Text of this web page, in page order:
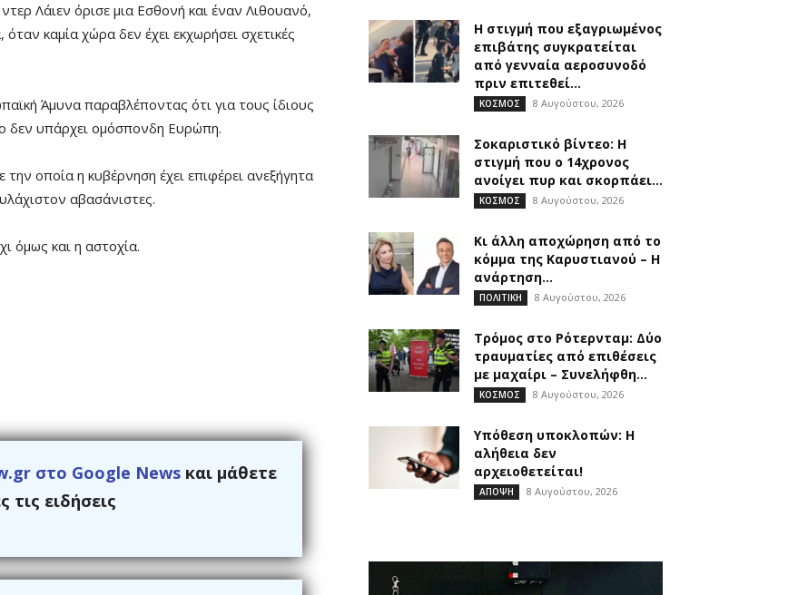
Λάιεν όρισε μια Εσθονή και έναν Λιθουανό,
καμία χώρα δεν έχει εκχωρήσει σχετικές
Άμυνα παραβλέποντας ότι για τους ίδιους
δεν υπάρχει ομόσπονδη Ευρώπη.
την οποία η κυβέρνηση έχει επιφέρει ανεξήγητα
αβασάνιστες.
όμως και η αστοχία.
στο Google Newsκαι μάθετε
τις ειδήσεις
Η στιγμή που εξαγριωμένος
επιβάτης συγκρατείται
από γενναία αεροσυνοδό
πριν επιτεθεί...
ΚΟΣΜΟΣ 8 Αυγούστου, 2026
Σοκαριστικό βίντεο: Η
στιγμή που ο 14χρονος
ανοίγει πυρ και σκορπάει...
ΚΟΣΜΟΣ 8 Αυγούστου, 2026
Κι άλλη αποχώρηση από το
κόμμα της Καρυστιανού – Η
ανάρτηση...
ΠΟΛΙΤΙΚΗ 8 Αυγούστου, 2026
Τρόμος στο Ρότερνταμ: Δύο
τραυματίες από επιθέσεις
με μαχαίρι – Συνελήφθη...
ΚΟΣΜΟΣ 8 Αυγούστου, 2026
Υπόθεση υποκλοπών: Η
αλήθεια δεν
αρχειοθετείται!
ΑΠΟΨΗ 8 Αυγούστου, 2026